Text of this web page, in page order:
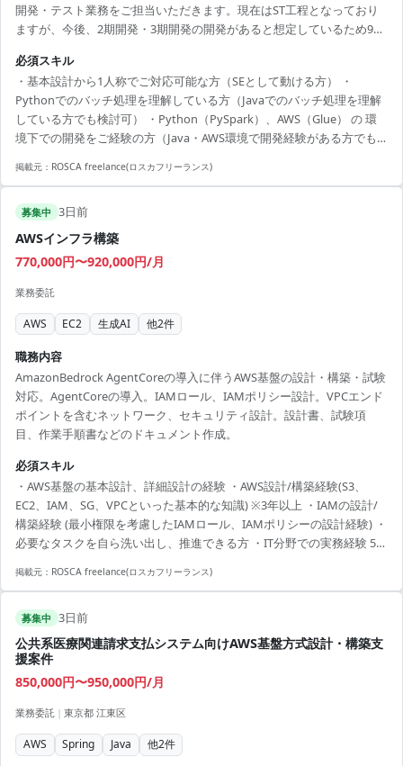
開発・テスト業務をご担当いただきます。現在はST工程となっており
ますが、今後、2期開発・3期開発の開発があると想定しているため9月
ております。
必須スキル
・基本設計から1人称でご対応可能な方（SEとして動ける方） ・
Pythonでのバッチ処理を理解している方（Javaでのバッチ処理を理解
している方でも検討可） ・Python（PySpark）、AWS（Glue） の 環
境下での開発をご経験の方（Java・AWS環境で開発経験がある方でも
中でも作業完遂に向けてご協力いただける方。
掲載元： ROSCA freelance(ロスカフリーランス)
募集中 3日前
AWSインフラ構築
770,000円〜920,000円/月
業務委託
AWS EC2 生成AI 他2件
職務内容
AmazonBedrock AgentCoreの導入に伴うAWS基盤の設計・構築・試験
対応。AgentCoreの導入。IAMロール、IAMポリシー設計。VPCエンド
ポイントを含むネットワーク、セキュリティ設計。設計書、試験項
目、作業手順書などのドキュメント作成。
必須スキル
・AWS基盤の基本設計、詳細設計の経験 ・AWS設計/構築経験(S3、
EC2、IAM、SG、VPCといった基本的な知識) ※3年以上 ・IAMの設計/
構築経験 (最小権限を考慮したIAMロール、IAMポリシーの設計経験) ・
必要なタスクを自ら洗い出し、推進できる方 ・IT分野での実務経験 5年
動ける方
掲載元： ROSCA freelance(ロスカフリーランス)
募集中 3日前
公共系医療関連請求支払システム向けAWS基盤方式設計・構築支
援案件
850,000円〜950,000円/月
業務委託 | 東京都 江東区
AWS Spring Java 他2件